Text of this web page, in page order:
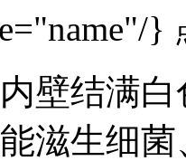
}
壁结满
滋生细菌